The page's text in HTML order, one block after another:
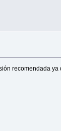
recomendada